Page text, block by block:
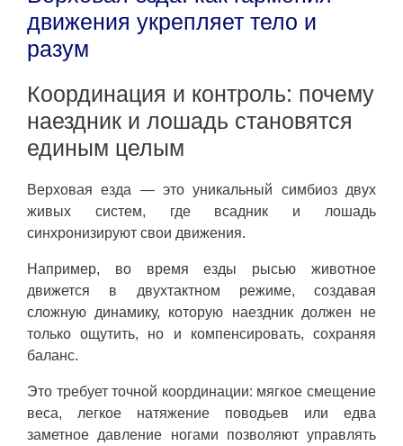
движения укрепляет тело и
разум
Координация и контроль: почему
наездник и лошадь становятся
единым целым
Верховая езда — это уникальный симбиоз двух
живых систем, где всадник и лошадь
синхронизируют свои движения.
Например, во время езды рысью животное
движется в двухтактном режиме, создавая
сложную динамику, которую наездник должен не
только ощутить, но и компенсировать, сохраняя
баланс.
Это требует точной координации: мягкое смещение
веса, легкое натяжение поводьев или едва
заметное давление ногами позволяют управлять